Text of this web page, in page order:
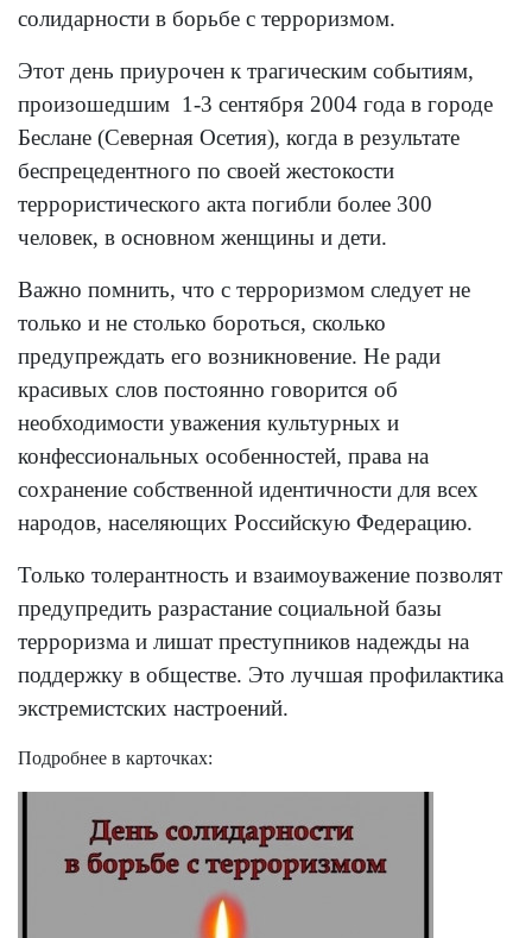
солидарности в борьбе с терроризмом.
Этот день приурочен к трагическим событиям,
произошедшим 1-3 сентября 2004 года в городе
Беслане (Северная Осетия), когда в результате
беспрецедентного по своей жестокости
террористического акта погибли более 300
человек, в основном женщины и дети.
Важно помнить, что с терроризмом следует не
только и не столько бороться, сколько
предупреждать его возникновение. Не ради
красивых слов постоянно говорится об
необходимости уважения культурных и
конфессиональных особенностей, права на
сохранение собственной идентичности для всех
народов, населяющих Российскую Федерацию.
Только толерантность и взаимоуважение позволят
предупредить разрастание социальной базы
терроризма и лишат преступников надежды на
поддержку в обществе. Это лучшая профилактика
экстремистских настроений.
Подробнее в карточках: